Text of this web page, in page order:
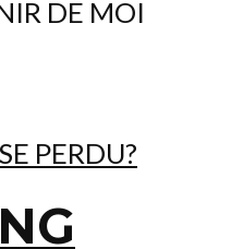
DE MOI
PERDU?